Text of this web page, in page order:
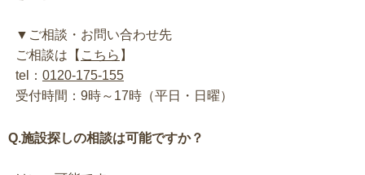
▼ご相談・お問い合わせ先
ご相談は【 こちら 】
tel： 0120-175-155
受付時間：9時～17時（平日・日曜）
Q.施設探しの相談は可能ですか？